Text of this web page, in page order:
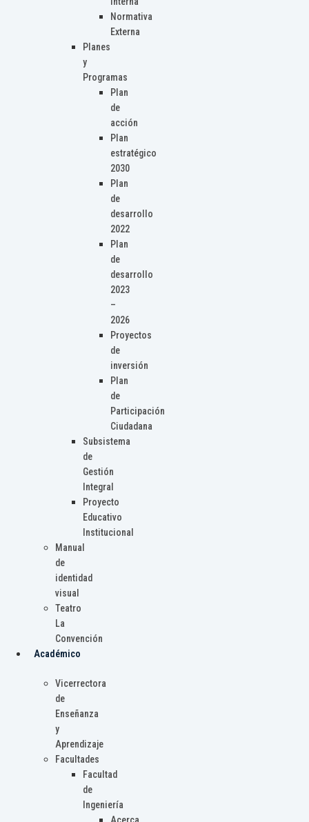
Normativa
Externa
Planes
y
Programas
Plan
de
acción
Plan
estratégico
2030
Plan
de
desarrollo
2022
Plan
de
desarrollo
2023
–
2026
Proyectos
de
inversión
Plan
de
Participación
Ciudadana
Subsistema
de
Gestión
Integral
Proyecto
Educativo
Institucional
Manual
de
identidad
visual
Teatro
La
Convención
Académico
Vicerrectora
de
Enseñanza
y
Aprendizaje
Facultades
Facultad
de
Ingeniería